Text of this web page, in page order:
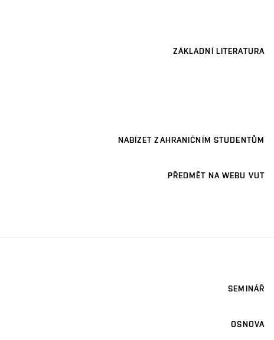
ZÁKLADNÍ LITERATURA
NABÍZET ZAHRANIČNÍM STUDENTŮM
PŘEDMĚT NA WEBU VUT
SEMINÁŘ
OSNOVA